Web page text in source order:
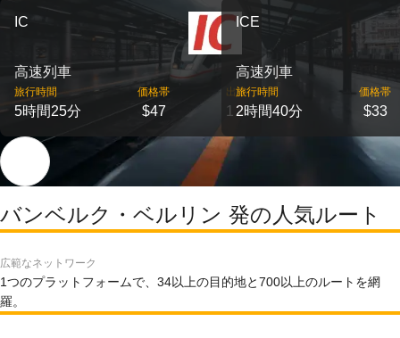
IC
高速列車
旅行時間
5時間25分
価格帯
$47
出発
1
ICE
高速列車
旅行時間
2時間40分
価格帯
$33
バンベルク・ベルリン 発の人気ルート
広範なネットワーク
1つのプラットフォームで、34以上の目的地と700以上のルートを網
羅。